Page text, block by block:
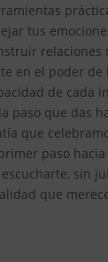
tus
relaciones
en el poder de
de cada
paso que das
que
paso
sin
que